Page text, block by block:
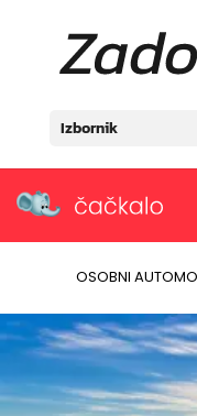
Izbornik